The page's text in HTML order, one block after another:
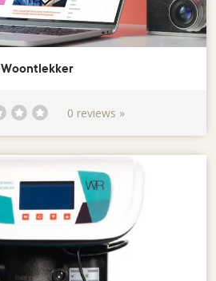
Woontlekker
0 reviews »